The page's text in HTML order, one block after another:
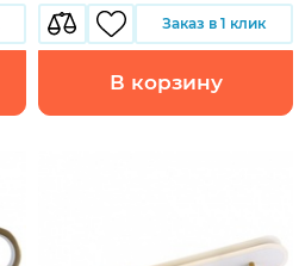
Заказ в 1 клик
В корзину